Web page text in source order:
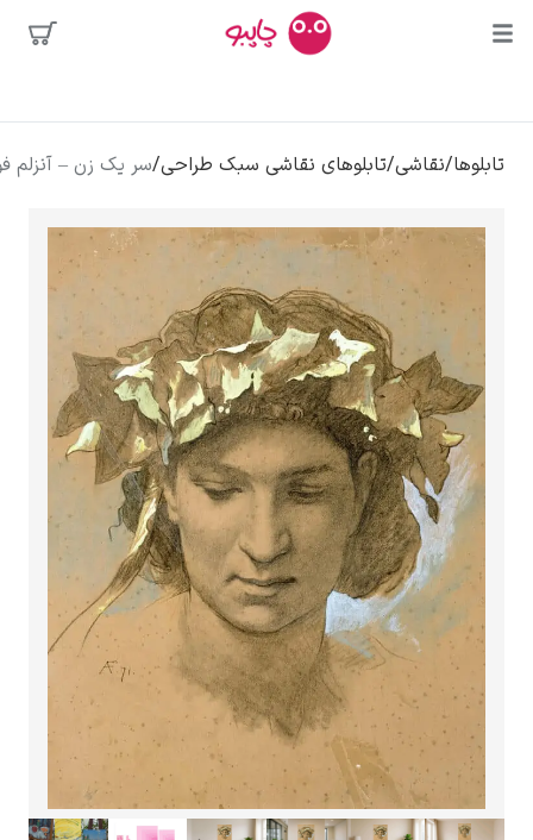
پیکاسو
سالوادور دالی
فریدا کالوا
محبوب‌ترین
هنرمندان
کلود مونه
ونسان ون گوگ
گوستاو کلیمت
/نقاشی/تابلوهای نقاشی سبک طراحی/سر یک زن – آنزلم فویرباخ